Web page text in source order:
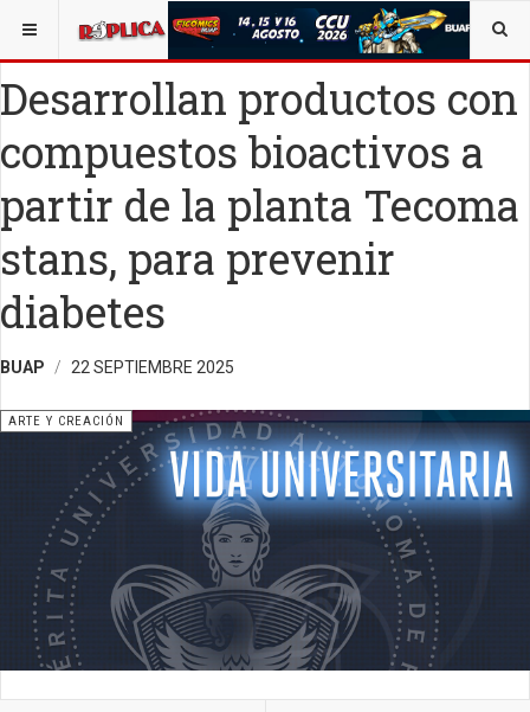
ESTÁ AQUÍ: ARTE OPINIÓN RÉPLICA
Desarrollan productos con
compuestos bioactivos a
partir de la planta Tecoma
stans, para prevenir
diabetes
BUAP 22 SEPTIEMBRE 2025
ARTE Y CREACIÓN